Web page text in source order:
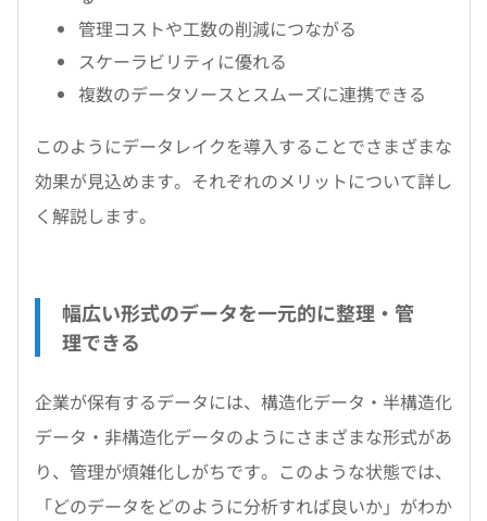
管理コストや工数の削減につながる
スケーラビリティに優れる
複数のデータソースとスムーズに連携できる
このようにデータレイクを導入することでさまざまな
効果が見込めます。それぞれのメリットについて詳し
く解説します。
幅広い形式のデータを一元的に整理・管
理できる
企業が保有するデータには、構造化データ・半構造化
データ・非構造化データのようにさまざまな形式があ
り、管理が煩雑化しがちです。このような状態では、
「どのデータをどのように分析すれば良いか」がわか